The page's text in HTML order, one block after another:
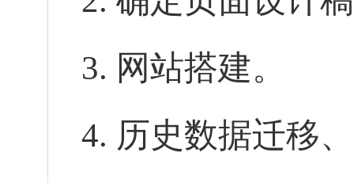
3. 网站搭建。
4. 历史数据迁移